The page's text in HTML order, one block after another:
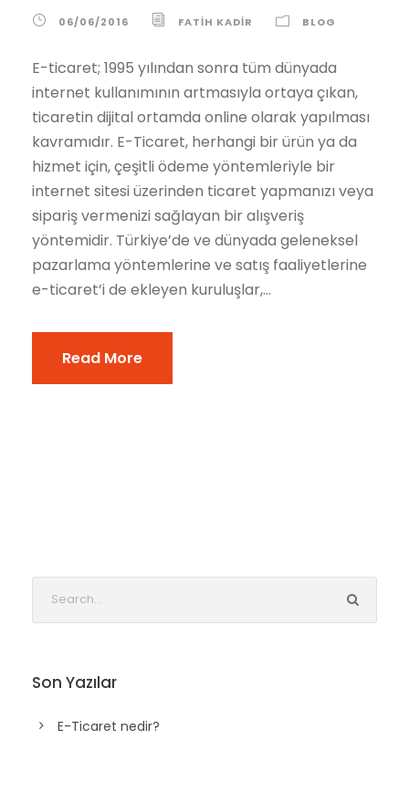
06/06/2016 FATIH KADIR BLOG
E-ticaret; 1995 yılından sonra tüm dünyada
internet kullanımının artmasıyla ortaya çıkan,
ticaretin dijital ortamda online olarak yapılması
kavramıdır. E-Ticaret, herhangi bir ürün ya da
hizmet için, çeşitli ödeme yöntemleriyle bir
internet sitesi üzerinden ticaret yapmanızı veya
sipariş vermenizi sağlayan bir alışveriş
yöntemidir. Türkiye’de ve dünyada geleneksel
pazarlama yöntemlerine ve satış faaliyetlerine
e-ticaret’i de ekleyen kuruluşlar,...
Read More
Son Yazılar
E-Ticaret nedir?